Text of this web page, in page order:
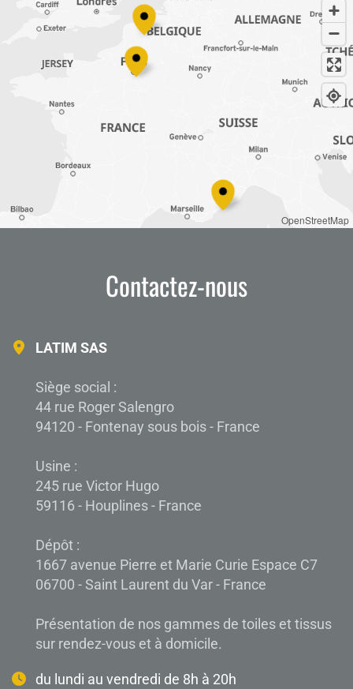
OpenStreetMap
Contactez-nous
LATIM SAS
Siège social :
44 rue Roger Salengro
94120 - Fontenay sous bois - France
Usine :
245 rue Victor Hugo
59116 - Houplines - France
Dépôt :
1667 avenue Pierre et Marie Curie Espace C7
06700 - Saint Laurent du Var - France
Présentation de nos gammes de toiles et tissus
sur rendez-vous et à domicile.
du lundi au vendredi de 8h à 20h